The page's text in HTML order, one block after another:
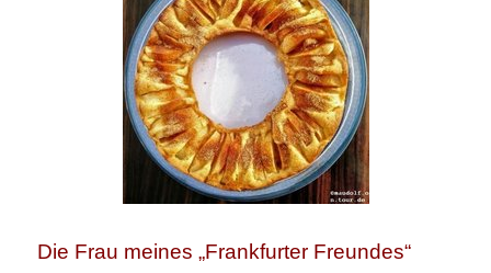
Die Frau meines „Frankfurter Freundes“